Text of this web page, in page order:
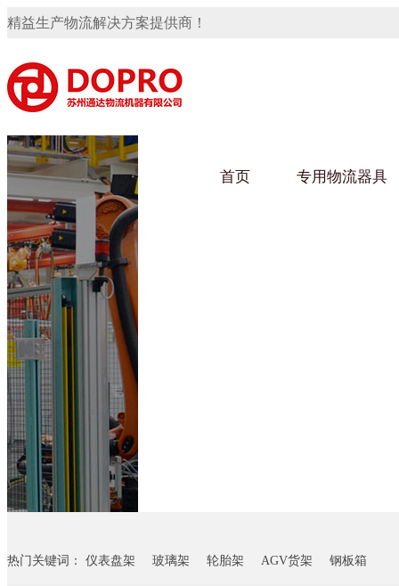
精益生产物流解决方案提供商！
首页 专用物流器具
91免费观看视频架
变速箱托盘
发动机料架
仪表盘料架
消声器料架
手推车
气瓶料架
隐藏式马桶水箱支架
汽车行业
热门关键词： 仪表盘架 玻璃架 轮胎架 AGV货架 钢板箱